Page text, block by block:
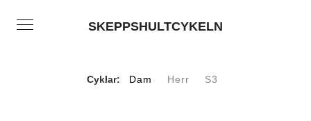
SKEPPSHULTCYKELN
Cyklar: Dam Herr S3